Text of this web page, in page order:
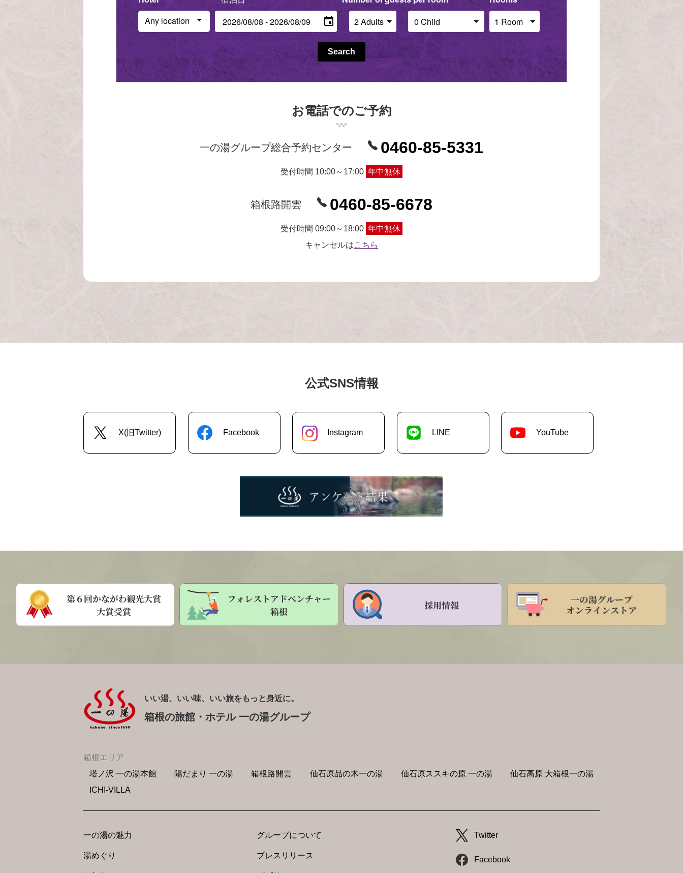
Any location
Search
お電話でのご予約
一の湯グループ総合予約センター 0460-85-5331
受付時間 10:00～17:00 年中無休
箱根路開雲 0460-85-6678
受付時間 09:00～18:00 年中無休
キャンセルはこちら
公式SNS情報
X(旧Twitter) Facebook Instagram LINE YouTube
いい湯、いい味、いい旅をもっと身近に。
箱根の旅館・ホテル 一の湯グループ
箱根エリア
塔ノ沢 一の湯本館
陽だまり 一の湯 箱根路開雲 仙石原品の木一の湯 仙石原ススキの原 一の湯
仙石高原 大箱根一の湯
ICHI-VILLA
一の湯の魅力
湯めぐり
グループについて
プレスリリース
Twitter
Facebook